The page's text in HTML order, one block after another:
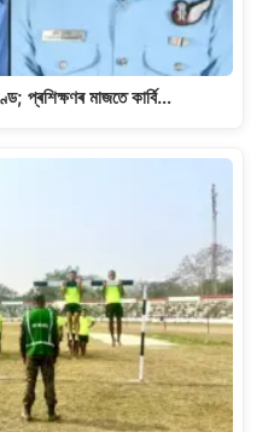
প্ৰশিক্ষণৰ মাজতে কাৰ্বি…